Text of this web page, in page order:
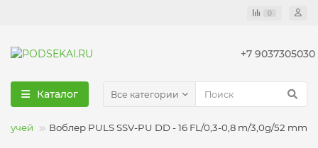
0
+7 9037305030
Каталог Все категории
Воблер PULS SSV-PU DD - 16 FL/0,3-0,8 m/3,0g/52 mm